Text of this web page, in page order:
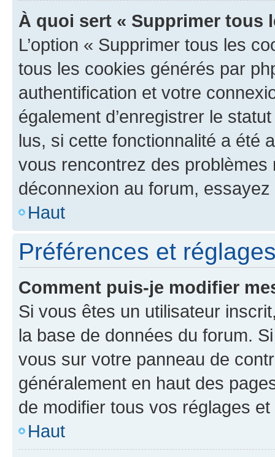
À quoi sert « Supprimer tous
L’option « Supprimer tous les
tous les cookies générés par
authentification et votre
également d’enregistrer le
lus, si cette fonctionnalité a été
vous rencontrez des
déconnexion au forum,
Haut
Préférences et
Comment puis-je modifier
Si vous êtes un utilisateur
la base de données du forum.
vous sur votre panneau de
généralement en haut des
de modifier tous vos réglages
Haut